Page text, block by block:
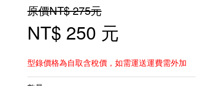
原價NT$ 275元
NT$ 250 元
型錄價格為自取含稅價，如需運送運費需外加